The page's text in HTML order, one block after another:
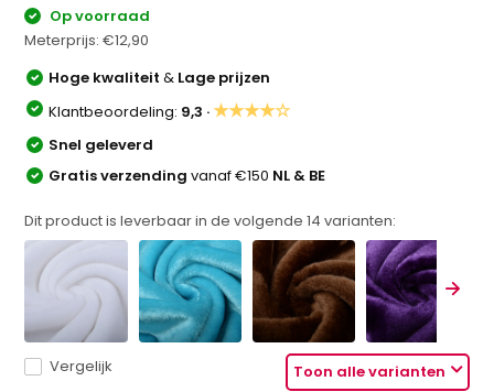
Op voorraad
Meterprijs:€12,90
Hoge kwaliteit& Lage prijzen
Klantbeoordeling: 9,3 ·★★★★☆
Snel geleverd
Gratis verzendingvanaf €150 NL & BE
Dit product is leverbaar in de volgende14 varianten:
Toon alle varianten
Vergelijk